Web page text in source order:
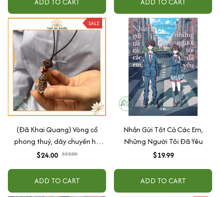
SALE
(Đã Khai Quang) Vòng cổ
phong thuỷ, dây chuyền hộ
mệnh, dây đeo bình an may
$24.00 $32.00
ADD TO CART
Nhắn Gửi Tất Cả Các Em,
Những Người Tôi Đã Yêu
$19.99
ADD TO CART